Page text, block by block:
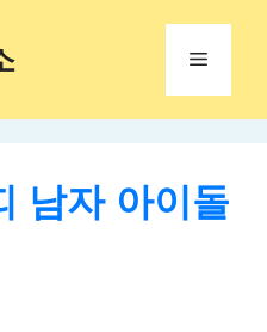
Menu
남자 아이돌